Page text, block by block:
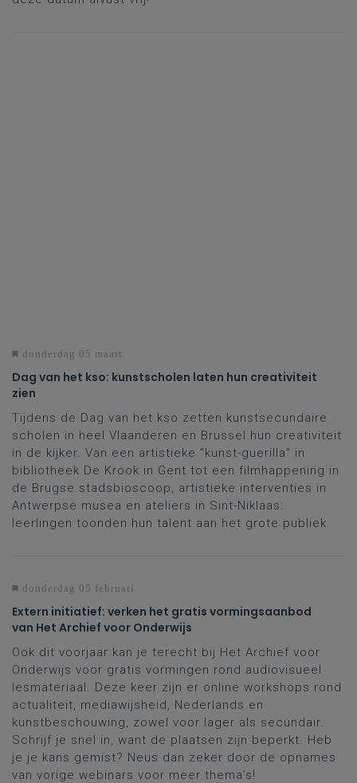
donderdag 05 maart
Dag van het kso: kunstscholen laten hun creativiteit
zien
Tijdens de Dag van het kso zetten kunstsecundaire
scholen in heel Vlaanderen en Brussel hun creativiteit
in de kijker. Van een artistieke “kunst-guerilla” in
bibliotheek De Krook in Gent tot een filmhappening in
de Brugse stadsbioscoop, artistieke interventies in
Antwerpse musea en ateliers in Sint-Niklaas:
leerlingen toonden hun talent aan het grote publiek.
donderdag 05 februari
Extern initiatief: verken het gratis vormingsaanbod
van Het Archief voor Onderwijs
Ook dit voorjaar kan je terecht bij Het Archief voor
Onderwijs voor gratis vormingen rond audiovisueel
lesmateriaal. Deze keer zijn er online workshops rond
actualiteit, mediawijsheid, Nederlands en
kunstbeschouwing, zowel voor lager als secundair.
Schrijf je snel in, want de plaatsen zijn beperkt. Heb
je je kans gemist? Neus dan zeker door de opnames
van vorige webinars voor meer thema’s!